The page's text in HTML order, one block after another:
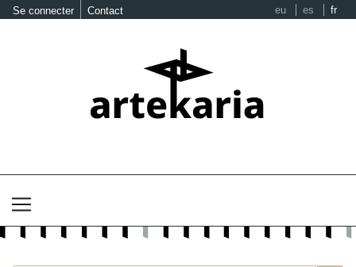
Se connecter Contact eu es fr